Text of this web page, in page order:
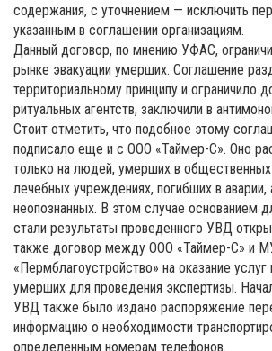
содержания, с уточнением — исключить
указанным в соглашении организациям.
Данный договор, по мнению УФАС,
рынке эвакуации умерших. Соглашение
территориальному принципу и ограничило
ритуальных агентств, заключили в
Стоит отметить, что подобное этому
подписало еще и с ООО «Таймер-С». Оно
только на людей, умерших в общественных
лечебных учреждениях, погибших в аварии,
неопознанных. В этом случае основанием
стали результаты проведенного УВД
также договор между ООО «Таймер-С» и
«Пермблагоустройство» на оказание услуг
умерших для проведения экспертизы.
УВД также было издано распоряжение
информацию о необходимости
определенным номерам телефонов.